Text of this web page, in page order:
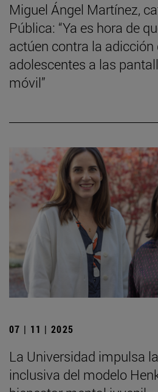
Miguel Ángel Martínez,
Pública: “Ya es hora de
actúen contra la adicción
adolescentes a las
móvil”
07 | 11 | 2025
La Universidad impulsa
inclusiva del modelo